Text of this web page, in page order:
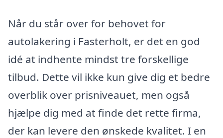
Når du står over for behovet for
autolakering i Fasterholt, er det en god
idé at indhente mindst tre forskellige
tilbud. Dette vil ikke kun give dig et bedre
overblik over prisniveauet, men også
hjælpe dig med at finde det rette firma,
der kan levere den ønskede kvalitet. I en